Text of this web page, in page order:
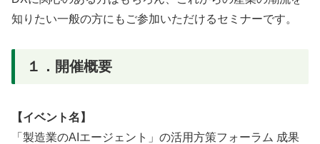
知りたい一般の方にもご参加いただけるセミナーです。
１．開催概要
【イベント名】
「製造業のAIエージェント」の活用方策フォーラム 成果